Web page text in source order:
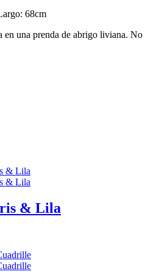
68cm
en una prenda de abrigo liviana. No
& Lila